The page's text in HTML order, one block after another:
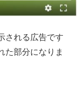
される広告です
た部分になりま